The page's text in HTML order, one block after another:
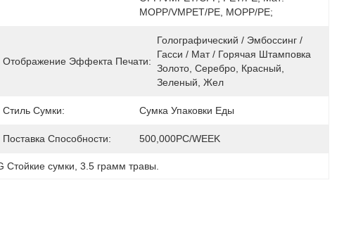
MOPP/VMPET/PE, MOPP/PE;
Отображение Эффекта Печати:
Голографический / Эмбоссинг /
Гасси / Мат / Горячая Штамповка
Золото, Серебро, Красный,
Зеленый, Жел
Стиль Сумки: Сумка Упаковки Еды
Поставка Способности: 500,000PC/WEEK
Стойкие сумки , 3.5 грамм травы.